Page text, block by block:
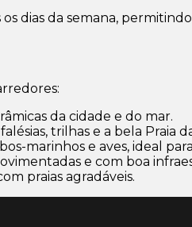
os dias da semana,
da cidade e do mar.
trilhas e a bela Praia
marinhos e aves, ideal
e com boa
praias agradáveis.